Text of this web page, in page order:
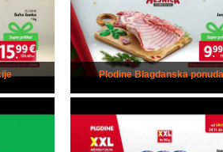
Plodine Blagdanska ponuda